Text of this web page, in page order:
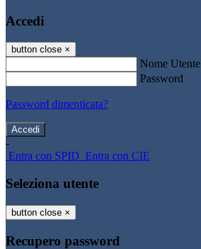
Accedi
button close ×
Nome Utente
Password
Password dimenticata?
-
Entra con SPID Entra con CIE
Seleziona utente
button close ×
Recupero password